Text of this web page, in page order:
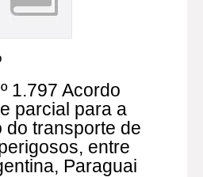
1.797 Acordo
parcial para a
do transporte de
entre
Paraguai